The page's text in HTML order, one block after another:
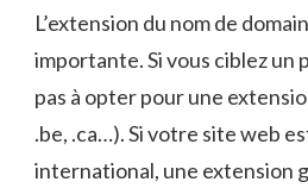
L’extension du nom de
importante. Si vous ciblez un
pas à opter pour une
.be, .ca…). Si votre site web
international, une extension